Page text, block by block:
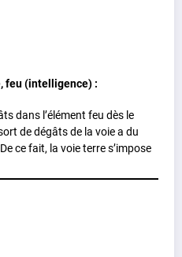
feu (intelligence) :
dans l’élément feu dès le
de dégâts de la voie a du
ce fait, la voie terre s’impose